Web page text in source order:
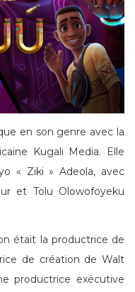
en son genre avec la
Kugali Media. Elle
« Ziki » Adeola, avec
et Tolu Olowofoyeku
était la productrice de
de création de Walt
productrice exécutive